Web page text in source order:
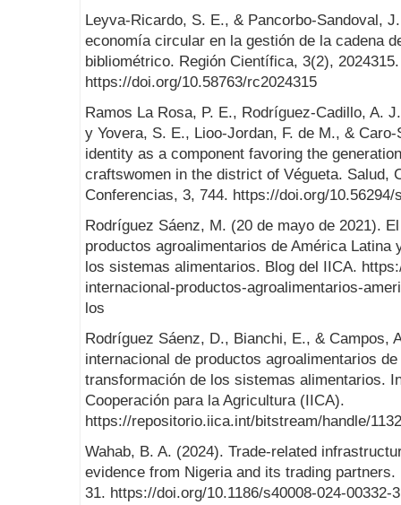
Leyva-Ricardo, S. E., & Pancorbo-Sandoval,
economía circular en la gestión de la cadena
bibliométrico. Región Científica, 3(2), 2024315.
https://doi.org/10.58763/rc2024315
Ramos La Rosa, P. E., Rodríguez-Cadillo, A.
y Yovera, S. E., Lioo-Jordan, F. de M., &
identity as a component favoring the
craftswomen in the district of Végueta. Salud,
Conferencias, 3, 744. https://doi.org/10.56294/
Rodríguez Sáenz, M. (20 de mayo de 2021).
productos agroalimentarios de América
los sistemas alimentarios. Blog del IICA.
internacional-productos-agroalimentarios-
los
Rodríguez Sáenz, D., Bianchi, E., & Campos,
internacional de productos agroalimentarios
transformación de los sistemas alimentarios.
Cooperación para la Agricultura (IICA).
https://repositorio.iica.int/bitstream/handle/
Wahab, B. A. (2024). Trade-related
evidence from Nigeria and its trading
31. https://doi.org/10.1186/s40008-024-00332-3